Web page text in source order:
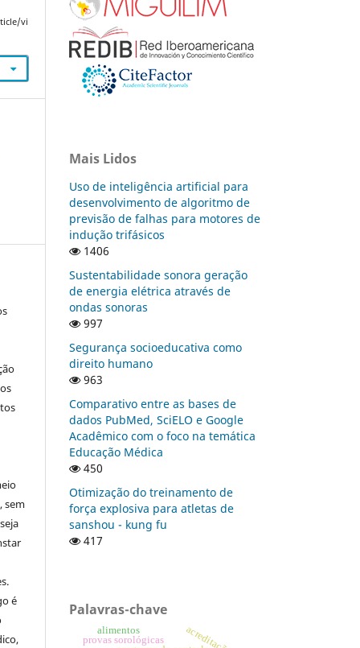
vi
sem
é
Mais Lidos
Uso de inteligência artificial para
desenvolvimento de algoritmo de
previsão de falhas para motores de
indução trifásicos
1406
Sustentabilidade sonora geração
de energia elétrica através de
ondas sonoras
997
Segurança socioeducativa como
direito humano
963
Comparativo entre as bases de
dados PubMed, SciELO e Google
Acadêmico com o foco na temática
Educação Médica
450
Otimização do treinamento de
força explosiva para atletas de
sanshou - kung fu
417
Palavras-chave
provas sorológicas acreditação
alimentos